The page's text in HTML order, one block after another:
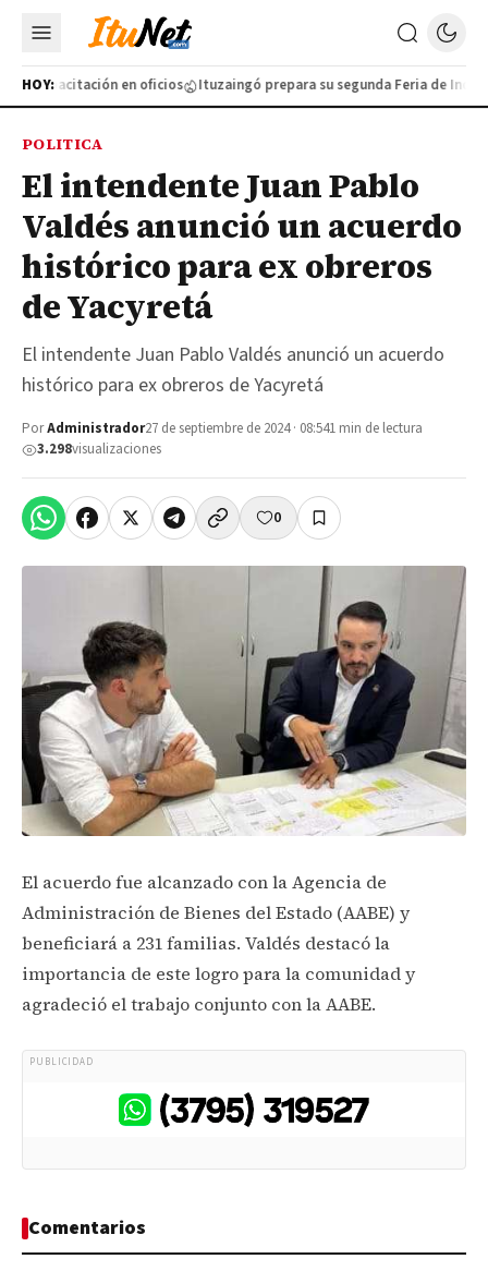
HOY:
capacitación en oficios Ituzaingó prepara su segunda Feria de
POLITICA
El intendente Juan Pablo
Valdés anunció un acuerdo
histórico para ex obreros
de Yacyretá
El intendente Juan Pablo Valdés anunció un acuerdo
histórico para ex obreros de Yacyretá
PorAdministrador27 de septiembre de 2024 · 08:541 min de lectura
3.298visualizaciones
0
El acuerdo fue alcanzado con la Agencia de
Administración de Bienes del Estado (AABE) y
beneficiará a 231 familias. Valdés destacó la
importancia de este logro para la comunidad y
agradeció el trabajo conjunto con la AABE.
PUBLICIDAD
Comentarios